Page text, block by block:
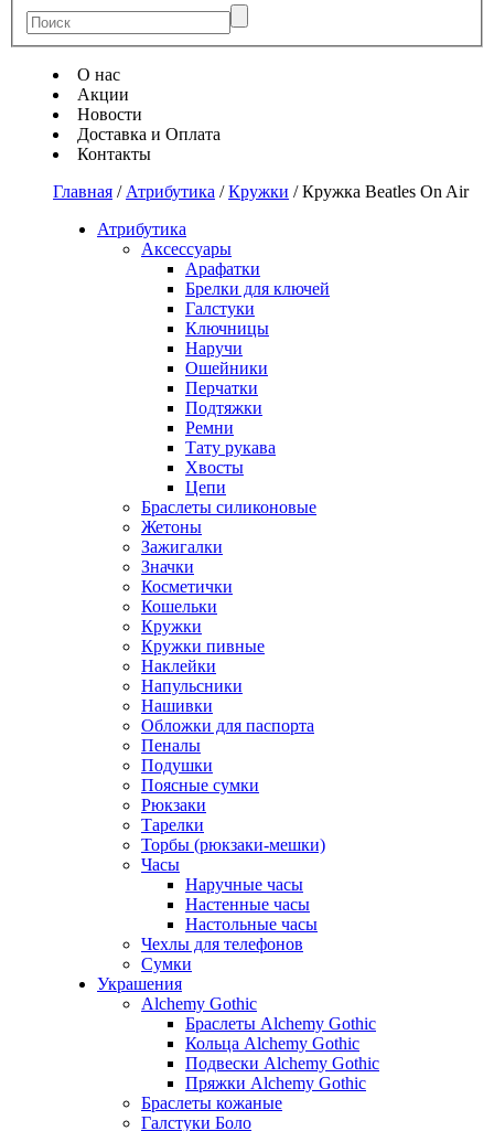
О нас
Акции
Новости
Доставка и Оплата
Контакты
Главная / Атрибутика /Кружки /Кружка Beatles On Air
Атрибутика
Аксессуары
Арафатки
Брелки для ключей
Галстуки
Ключницы
Наручи
Ошейники
Перчатки
Подтяжки
Ремни
Тату рукава
Хвосты
Цепи
Браслеты силиконовые
Жетоны
Зажигалки
Значки
Косметички
Кошельки
Кружки
Кружки пивные
Наклейки
Напульсники
Нашивки
Обложки для паспорта
Пеналы
Подушки
Поясные сумки
Рюкзаки
Тарелки
Торбы (рюкзаки-мешки)
Часы
Наручные часы
Настенные часы
Настольные часы
Чехлы для телефонов
Сумки
Украшения
Alchemy Gothic
Браслеты Alchemy Gothic
Кольца Alchemy Gothic
Подвески Alchemy Gothic
Пряжки Alchemy Gothic
Браслеты кожаные
Галстуки Боло